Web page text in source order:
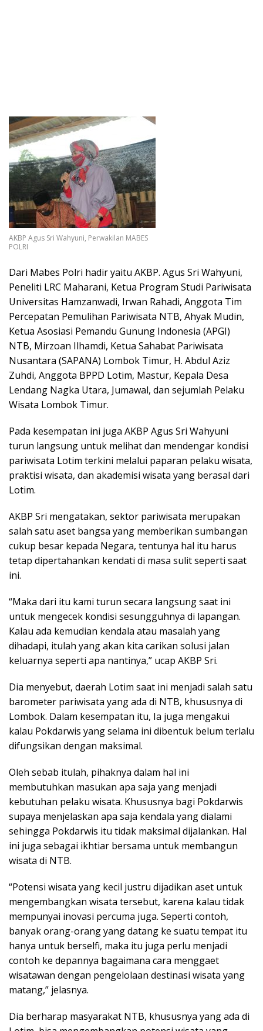
AKBP Agus Sri Wahyuni, Perwakilan MABES
POLRI
Dari Mabes Polri hadir yaitu AKBP. Agus Sri Wahyuni,
Peneliti LRC Maharani, Ketua Program Studi Pariwisata
Universitas Hamzanwadi, Irwan Rahadi, Anggota Tim
Percepatan Pemulihan Pariwisata NTB, Ahyak Mudin,
Ketua Asosiasi Pemandu Gunung Indonesia (APGI)
NTB, Mirzoan Ilhamdi, Ketua Sahabat Pariwisata
Nusantara (SAPANA) Lombok Timur, H. Abdul Aziz
Zuhdi, Anggota BPPD Lotim, Mastur, Kepala Desa
Lendang Nagka Utara, Jumawal, dan sejumlah Pelaku
Wisata Lombok Timur.
Pada kesempatan ini juga AKBP Agus Sri Wahyuni
turun langsung untuk melihat dan mendengar kondisi
pariwisata Lotim terkini melalui paparan pelaku wisata,
praktisi wisata, dan akademisi wisata yang berasal dari
Lotim.
AKBP Sri mengatakan, sektor pariwisata merupakan
salah satu aset bangsa yang memberikan sumbangan
cukup besar kepada Negara, tentunya hal itu harus
tetap dipertahankan kendati di masa sulit seperti saat
ini.
“Maka dari itu kami turun secara langsung saat ini
untuk mengecek kondisi sesungguhnya di lapangan.
Kalau ada kemudian kendala atau masalah yang
dihadapi, itulah yang akan kita carikan solusi jalan
keluarnya seperti apa nantinya,” ucap AKBP Sri.
Dia menyebut, daerah Lotim saat ini menjadi salah satu
barometer pariwisata yang ada di NTB, khususnya di
Lombok. Dalam kesempatan itu, Ia juga mengakui
kalau Pokdarwis yang selama ini dibentuk belum terlalu
difungsikan dengan maksimal.
Oleh sebab itulah, pihaknya dalam hal ini
membutuhkan masukan apa saja yang menjadi
kebutuhan pelaku wisata. Khususnya bagi Pokdarwis
supaya menjelaskan apa saja kendala yang dialami
sehingga Pokdarwis itu tidak maksimal dijalankan. Hal
ini juga sebagai ikhtiar bersama untuk membangun
wisata di NTB.
“Potensi wisata yang kecil justru dijadikan aset untuk
mengembangkan wisata tersebut, karena kalau tidak
mempunyai inovasi percuma juga. Seperti contoh,
banyak orang-orang yang datang ke suatu tempat itu
hanya untuk berselfi, maka itu juga perlu menjadi
contoh ke depannya bagaimana cara menggaet
wisatawan dengan pengelolaan destinasi wisata yang
matang,” jelasnya.
Dia berharap masyarakat NTB, khususnya yang ada di